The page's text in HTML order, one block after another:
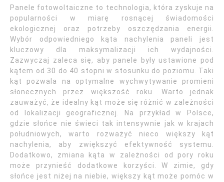
Panele fotowoltaiczne to technologia, która zyskuje na
popularności w miarę rosnącej świadomości
ekologicznej oraz potrzeby oszczędzania energii.
Wybór odpowiedniego kąta nachylenia paneli jest
kluczowy dla maksymalizacji ich wydajności.
Zazwyczaj zaleca się, aby panele były ustawione pod
kątem od 30 do 40 stopni w stosunku do poziomu. Taki
kąt pozwala na optymalne wychwytywanie promieni
słonecznych przez większość roku. Warto jednak
zauważyć, że idealny kąt może się różnić w zależności
od lokalizacji geograficznej. Na przykład w Polsce,
gdzie słońce nie świeci tak intensywnie jak w krajach
południowych, warto rozważyć nieco większy kąt
nachylenia, aby zwiększyć efektywność systemu.
Dodatkowo, zmiana kąta w zależności od pory roku
może przynieść dodatkowe korzyści. W zimie, gdy
słońce jest niżej na niebie, większy kąt może pomóc w